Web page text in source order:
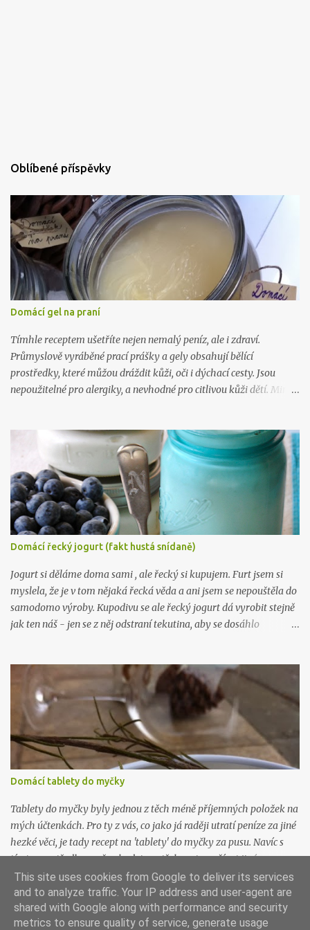
Oblíbené příspěvky
Domácí gel na praní
Tímhle receptem ušetříte nejen nemalý peníz, ale i zdraví.
Průmyslově vyráběné prací prášky a gely obsahují bělící
prostředky, které můžou dráždit kůži, oči i dýchací cesty. Jsou
nepoužitelné pro alergiky, a nevhodné pro citlivou kůži dětí. Mimo
potřebovat: 1 mýdlo na praní ( Marsejské , Jelen) 300 gr práškové
sody na praní (seženete ZDE ) 15 kapek esenciálního oleje dle
vlastního výběru (vybírejte ZDE ) 10 litrů vařící vody Mýdlo
nastrouhejte na jemno a rozmíchejte ve vroucí vodě, po rozpuštění
přimíchejte sodu, opět míchejte až do úplného rozpuštění, pak
přilívejte vařící vodu. Nechte zchladit a přidejte esenciální olej.
Nechte stát 24 hodin a je to. :) Chcete taky vyrábět víc? Pak tu
mám, ne 1, ne 2, ale už 3 knihy plné návodů , které vám poradí, jak
na to: Líbil se vám tenhle recept? Zkoukněte další návo...
Domácí řecký jogurt (fakt hustá snídaně)
Jogurt si děláme doma sami , ale řecký si kupujem. Furt jsem si
myslela, že je v tom nějaká řecká věda a ani jsem se nepouštěla do
samodomo výroby. Kupodivu se ale řecký jogurt dá vyrobit stejně
jak ten náš - jen se z něj odstraní tekutina, aby se dosáhlo
zkuste ji. Je řecky božská. Budete potřebovat: 1 litr kvalitního
plnotučného mléka 1 kelímek kvalitního bílého jogurtu (nic
nezkazíte když bude bio) plátýnko Mléko nalijte do hrnce a
ohřejte na 40 stupňů. Přidejte jogurt a promíchjte. Směs přelijte do
velké sklenice (je dobré ji pořádně umýt, nejlépe i vyvařit) s
uzavíratelným hrdlem a nechte při pokojové teplotě pracovat. Za
12 hodin nalijte jogurt do plátýnka vytlačte co nejvíc tekutiny.
Hustota řeckého jogurtu připomíná hustotu zakysané smetany.
Poté uložte do lednice nejlépe do kabiček nebo skleniček vhodných
k uskla...
Domácí tablety do myčky
Tablety do myčky byly jednou z těch méně příjemných položek na
mých účtenkách. Pro ty z vás, co jako já raději utratí peníze za jiné
hezké věci, je tady recept na 'tablety' do myčky za pusu. Navíc s
tímto prostředkem už nebudete potřebovat používat jiné
prostředky na mytí a změkčování vody, ani proti vodnímu kameni.
Všechno je v tom, all inclusive. Budete potřebovat: 300g jedlé sody
(můžete si objednat na tady ) 300g práškové sody na praní
(můžete si objednat na tady ) 150g hrubozrné kuchyňské soli 150g
This site uses cookies from Google to deliver its services
and to analyze traffic. Your IP address and user-agent are
shared with Google along with performance and security
metrics to ensure quality of service, generate usage